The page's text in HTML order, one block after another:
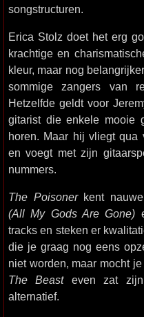
songstructuren.
Erica Stolz doet het erg
krachtige en
kleur, maar nog
sommige zangers van
Hetzelfde geldt voor
gitarist die enkele mooie
horen. Maar hij vliegt qua
en voegt met zijn
nummers.
The Poisonerkent
(All My Gods Are Gone)
tracks en steken er
die je graag nog eens
niet worden, maar mocht je
The Beasteven zat
alternatief.